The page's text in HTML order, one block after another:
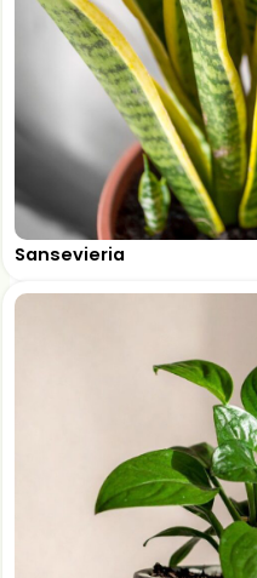
Sansevieria